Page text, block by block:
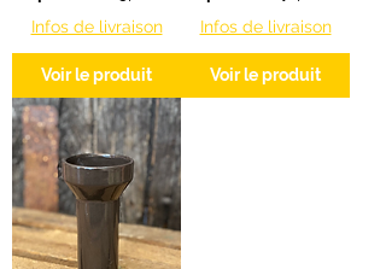
Infos de livraison
Voir le produit
Infos de livraison
Voir le produit